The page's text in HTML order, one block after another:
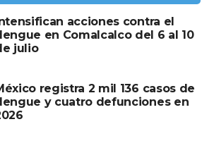
DENGUE DISMINUYE
nueva fecha para
días de gobierno
de fiesta
acciones contra el
en Comalcalco del 6 al 10
julio
registra 2 mil 136 casos de
y cuatro defunciones en